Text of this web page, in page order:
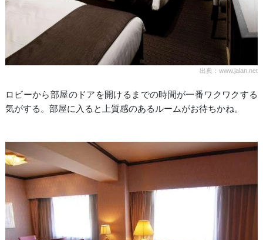
出典：www.jalan.net
ロビーから部屋のドアを開けるまでの時間が一番ワクワクする
気がする。部屋に入ると上質感のあるルームがお待ちかね。